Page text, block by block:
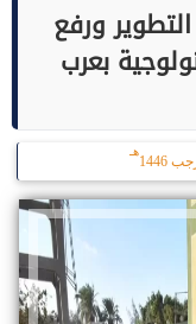
ورفع
بعرب
هـ